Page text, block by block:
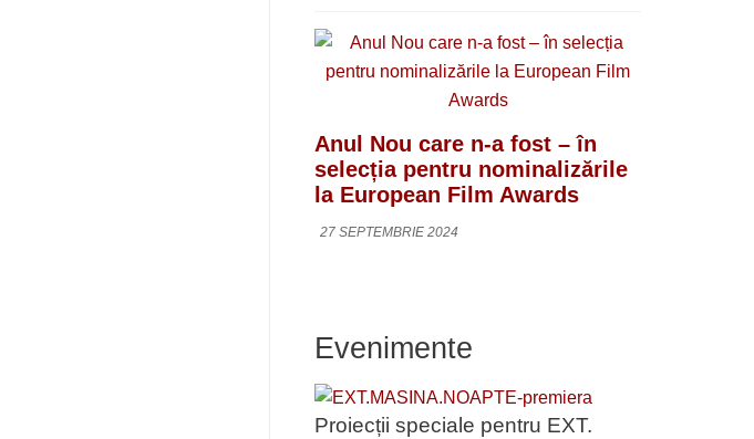
Anul Nou care n-a fost – în
selecția pentru nominalizările
la European Film Awards
27 SEPTEMBRIE 2024
Evenimente
Proiecții speciale pentru EXT.